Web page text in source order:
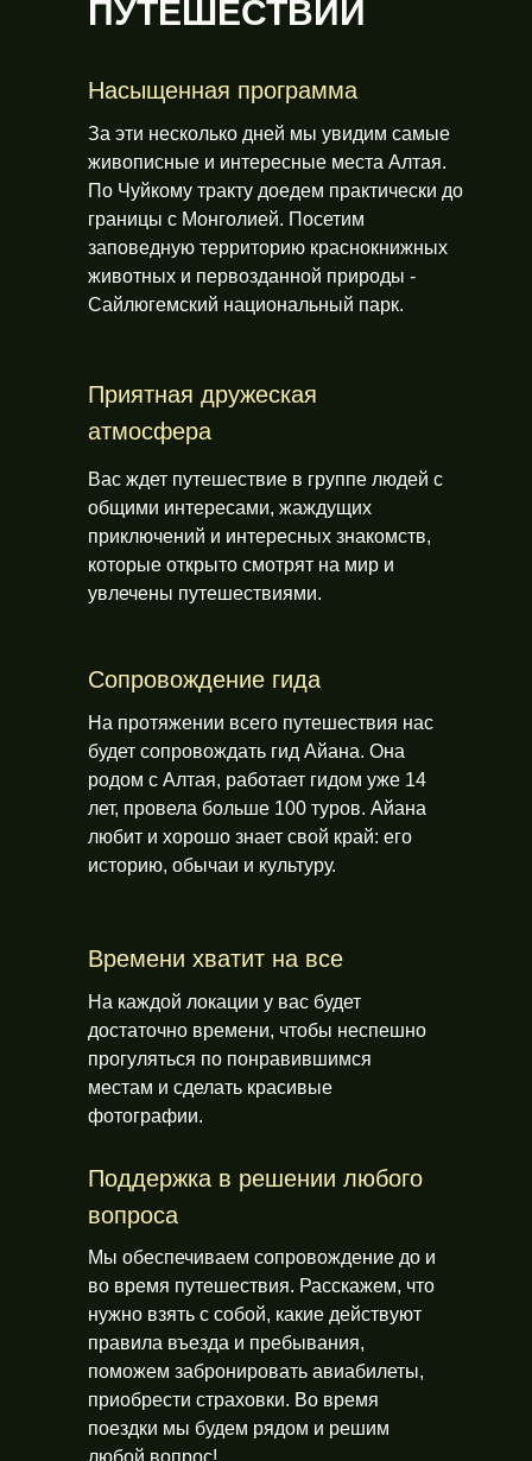
ПУТЕШЕСТВИИ
За эти несколько дней мы увидим самые
живописные и интересные места Алтая.
По Чуйкому тракту доедем практически до
границы с Монголией. Посетим
заповедную территорию краснокнижных
животных и первозданной природы -
Сайлюгемский национальный парк.
Вас ждет путешествие в группе людей с
общими интересами, жаждущих
приключений и интересных знакомств,
которые открыто смотрят на мир и
увлечены путешествиями.
На протяжении всего путешествия нас
будет сопровождать гид Айана. Она
родом с Алтая, работает гидом уже 14
лет, провела больше 100 туров. Айана
любит и хорошо знает свой край: его
историю, обычаи и культуру.
Мы обеспечиваем сопровождение до и
во время путешествия. Расскажем, что
нужно взять с собой, какие действуют
правила въезда и пребывания,
поможем забронировать авиабилеты,
приобрести страховки. Во время
поездки мы будем рядом и решим
любой вопрос!
Насыщенная программа
Приятная дружеская
атмосфера
Сопровождение гида
Поддержка в решении любого
вопроса
Времени хватит на все
На каждой локации у вас будет
достаточно времени, чтобы неспешно
прогуляться по понравившимся
местам и сделать красивые
фотографии.